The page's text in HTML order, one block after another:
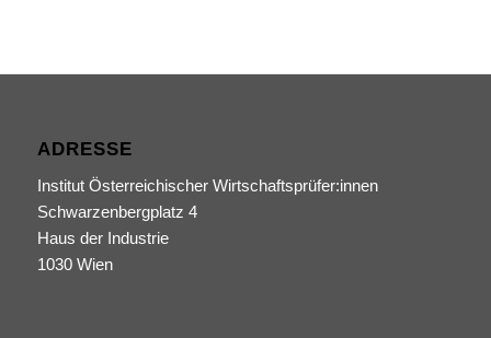
ADRESSE
Institut Österreichischer Wirtschaftsprüfer:innen
Schwarzenbergplatz 4
Haus der Industrie
1030 Wien